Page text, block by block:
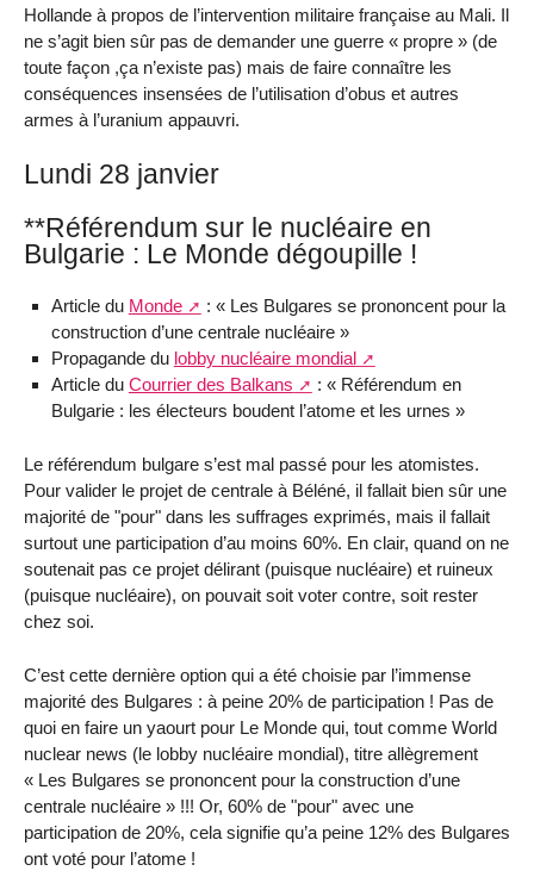
Hollande à propos de l’intervention militaire française au Mali. Il
ne s’agit bien sûr pas de demander une guerre « propre » (de
toute façon ,ça n’existe pas) mais de faire connaître les
conséquences insensées de l’utilisation d’obus et autres
armes à l’uranium appauvri.
Lundi 28 janvier
**Référendum sur le nucléaire en
Bulgarie : Le Monde dégoupille !
Article du Monde
: « Les Bulgares se prononcent pour la
construction d’une centrale nucléaire »
Propagande du lobby nucléaire mondial
Article du Courrier des Balkans
: « Référendum en
Bulgarie : les électeurs boudent l’atome et les urnes »
Le référendum bulgare s’est mal passé pour les atomistes.
Pour valider le projet de centrale à Béléné, il fallait bien sûr une
majorité de "pour" dans les suffrages exprimés, mais il fallait
surtout une participation d’au moins 60%. En clair, quand on ne
soutenait pas ce projet délirant (puisque nucléaire) et ruineux
(puisque nucléaire), on pouvait soit voter contre, soit rester
chez soi.
C’est cette dernière option qui a été choisie par l’immense
majorité des Bulgares : à peine 20% de participation ! Pas de
quoi en faire un yaourt pour Le Monde qui, tout comme World
nuclear news (le lobby nucléaire mondial), titre allègrement
« Les Bulgares se prononcent pour la construction d’une
centrale nucléaire » !!! Or, 60% de "pour" avec une
participation de 20%, cela signifie qu’a peine 12% des Bulgares
ont voté pour l’atome !